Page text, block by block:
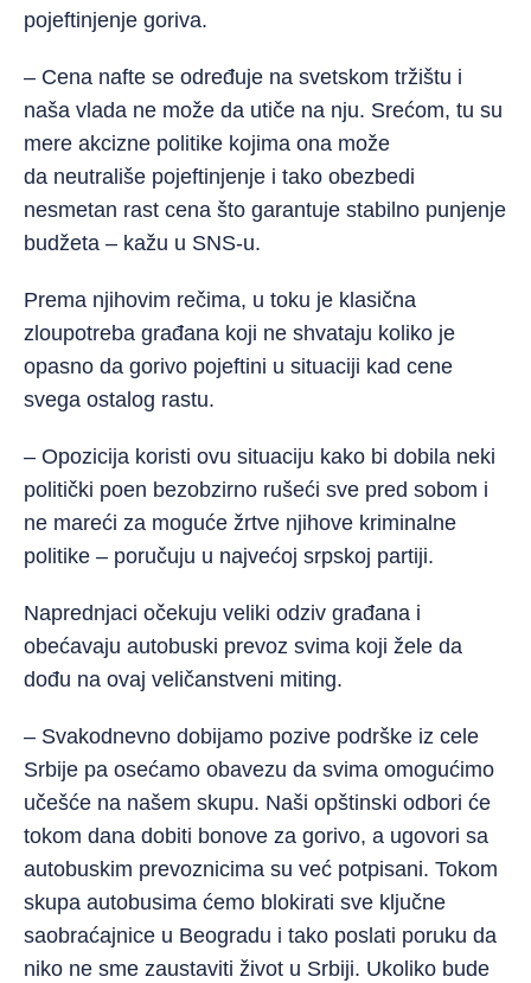
pojeftinjenje goriva.
– Cena nafte se određuje na svetskom tržištu i
naša vlada ne može da utiče na nju. Srećom, tu su
mere akcizne politike kojima ona može
da neutrališe pojeftinjenje i tako obezbedi
nesmetan rast cena što garantuje stabilno punjenje
budžeta – kažu u SNS-u.
Prema njihovim rečima, u toku je klasična
zloupotreba građana koji ne shvataju koliko je
opasno da gorivo pojeftini u situaciji kad cene
svega ostalog rastu.
– Opozicija koristi ovu situaciju kako bi dobila neki
politički poen bezobzirno rušeći sve pred sobom i
ne mareći za moguće žrtve njihove kriminalne
politike – poručuju u najvećoj srpskoj partiji.
Naprednjaci očekuju veliki odziv građana i
obećavaju autobuski prevoz svima koji žele da
dođu na ovaj veličanstveni miting.
– Svakodnevno dobijamo pozive podrške iz cele
Srbije pa osećamo obavezu da svima omogućimo
učešće na našem skupu. Naši opštinski odbori će
tokom dana dobiti bonove za gorivo, a ugovori sa
autobuskim prevoznicima su već potpisani. Tokom
skupa autobusima ćemo blokirati sve ključne
saobraćajnice u Beogradu i tako poslati poruku da
niko ne sme zaustaviti život u Srbiji. Ukoliko bude